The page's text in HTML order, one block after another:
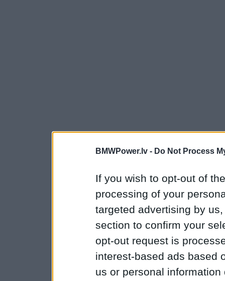
BMWPower.lv - Do Not Process
If you wish to opt-out of
processing of your
targeted advertising by
section to confirm your
opt-out request is
interest-based ads based
us or personal